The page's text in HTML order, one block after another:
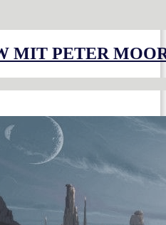
MIT PETER